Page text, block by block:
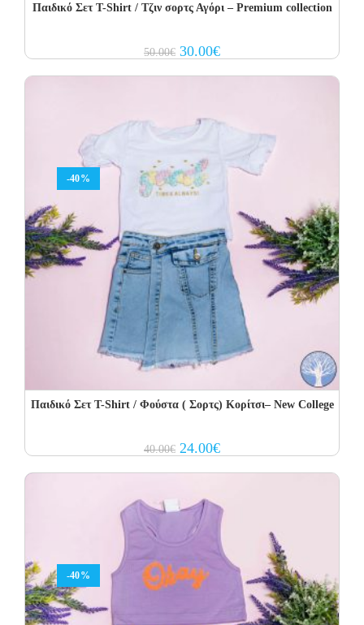
Παιδικό Σετ T-Shirt / Τζιν σορτς Αγόρι – Premium collection
50.00€ Original
price
30.00€Current
price
-40%
Παιδικό Σετ Τ-Shirt / Φούστα ( Σορτς) Κορίτσι– New College
40.00€ Original
price
24.00€Current
price
-40%